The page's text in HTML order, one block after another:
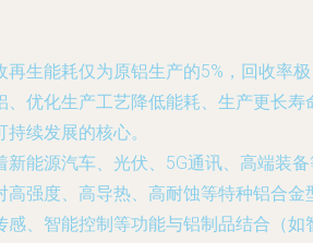
再生能耗仅为原铝生产的5%，回收率极
、优化生产工艺降低能耗、生产更长寿
续发展的核心。
新能源汽车、光伏、5G通讯、高端装
高强度、高导热、高耐蚀等特种铝合金
感、智能控制等功能与铝制品结合（如